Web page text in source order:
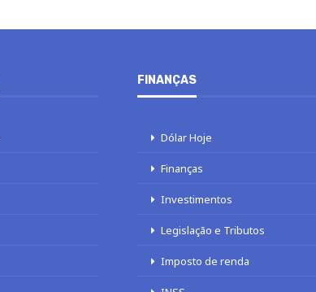
FINANÇAS
Dólar Hoje
Finanças
Investimentos
Legislação e Tributos
Imposto de renda